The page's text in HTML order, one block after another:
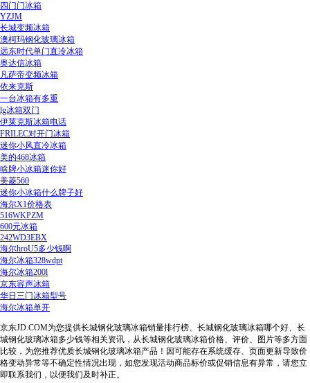
四门门冰箱
YZJM
长城变频冰箱
澳柯玛钢化玻璃冰箱
远东时代单门直冷冰箱
奥达信冰箱
凡萨帝变频冰箱
依来克斯
一台冰箱有多重
lg冰箱双门
伊莱克斯冰箱电话
FRILEC对开门冰箱
迷你小风直冷冰箱
美的468冰箱
啥牌小冰箱迷你好
美菱560
迷你小冰箱什么牌子好
海尔X1价格表
516WKPZM
600元冰箱
242WD3EBX
海尔hroU5多少钱啊
海尔冰箱328wdpt
海尔冰箱200l
京东容声冰箱
华日三门冰箱型号
海尔冰箱单开
京东JD.COM为您提供长城钢化玻璃冰箱销量排行榜、长城钢化玻璃冰箱哪个好、长
城钢化玻璃冰箱多少钱等相关资讯，从长城钢化玻璃冰箱价格、评价、图片等多方面
比较，为您推荐优质长城钢化玻璃冰箱产品！因可能存在系统缓存、页面更新导致价
格变动异常等不确定性情况出现，如您发现活动商品标价或促销信息有异常，请您立
即联系我们，以便我们及时补正。